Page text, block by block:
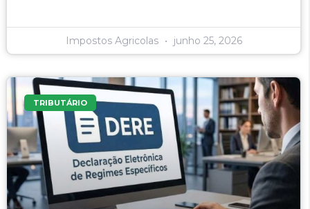
Impostos Agricolas junho 25, 2026
TRIBUTÁRIO